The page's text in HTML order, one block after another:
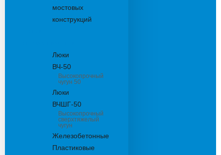
мостовых
конструкций
Люки
ВЧ-50
Высокопрочный
чугун 50
Люки
ВЧШГ-50
Высокопрочный
сверхтяжелый
чугун
Железобетонные
Пластиковые